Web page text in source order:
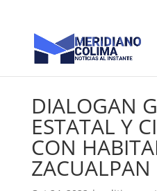
DIALOGAN
ESTATAL Y
CON
ZACUALPAN